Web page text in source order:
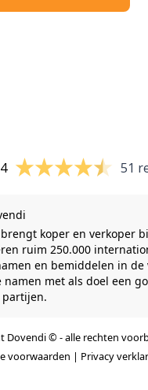
51
koper en verkoper
ruim 250.000
en bemiddelen in de
namen met als doel een
partijen.
Dovendi © - alle rechten
voorwaarden | Privacy